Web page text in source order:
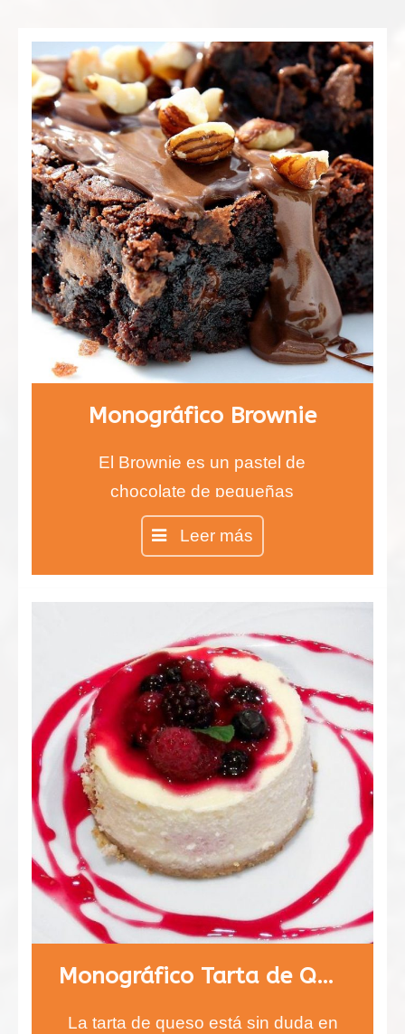
Monográfico Brownie
El Brownie es un pastel de
chocolate de pequeñas
dimensiones, como un bizcocho
bastante denso.
Leer más
Monográfico Tarta de Queso
La tarta de queso está sin duda en